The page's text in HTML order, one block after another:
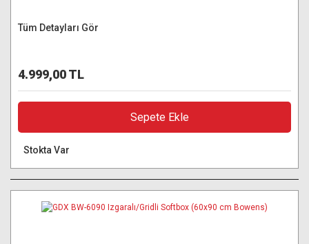
Tüm Detayları Gör
4.999,00 TL
Sepete Ekle
Stokta Var